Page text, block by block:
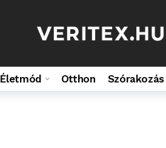
Életmód Otthon Szórakozás